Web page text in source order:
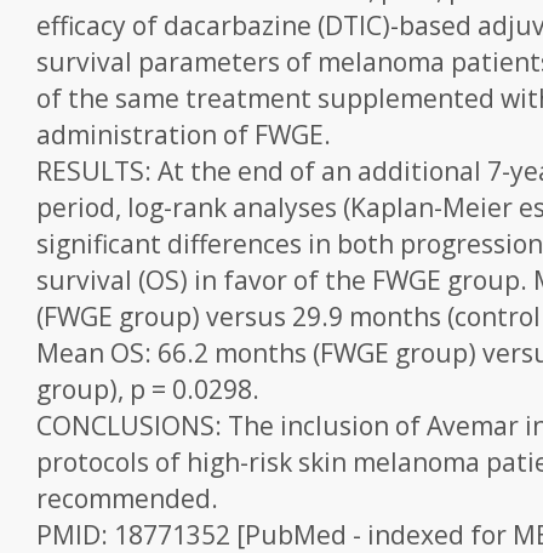
efficacy of dacarbazine (DTIC)-based
survival parameters of melanoma
of the same treatment supplemented
administration of FWGE.
RESULTS: At the end of an additional 7-
period, log-rank analyses (Kaplan-Meier
significant differences in both
survival (OS) in favor of the FWGE group.
(FWGE group) versus 29.9 months
Mean OS: 66.2 months (FWGE group)
group), p = 0.0298.
CONCLUSIONS: The inclusion of
protocols of high-risk skin melanoma
recommended.
PMID: 18771352 [PubMed - indexed for